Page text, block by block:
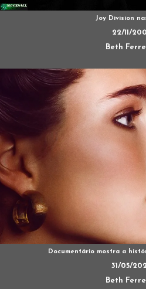
Joy Division
22/11/
Beth
Documentário mostra a
31/05/
Beth